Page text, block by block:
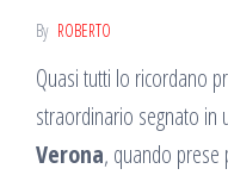
By ROBERTO
Quasi tutti lo ricordano
straordinario segnato in
Verona, quando